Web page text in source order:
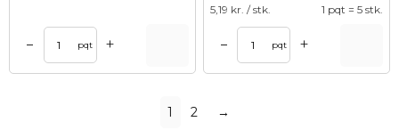
– pqt +
5,19 kr. / stk. 1 pqt = 5 stk.
– pqt +
1 2 →